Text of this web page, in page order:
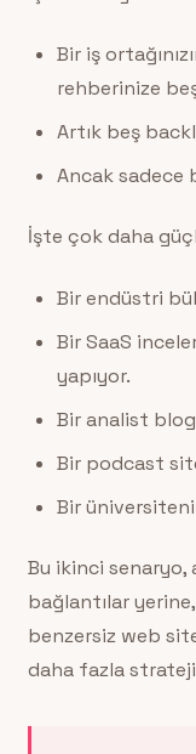
Bir iş
rehberinize
Artık beş
Ancak sadece
İşte çok daha
Bir endüstri
Bir SaaS
yapıyor.
Bir analist
Bir podcast
Bir
Bu ikinci senaryo,
bağlantılar
benzersiz web
daha fazla